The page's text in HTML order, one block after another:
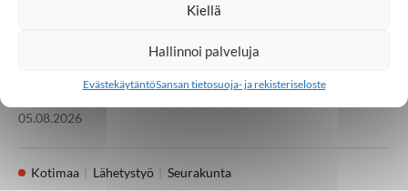
Kiellä
Hallinnoi palveluja
EvästekäytäntöSansan tietosuoja- ja rekisteriseloste
jäljellä! Medialähetyspäivät Lempäälässä 21.–
05.08.2026
Kotimaa Lähetystyö Seurakunta